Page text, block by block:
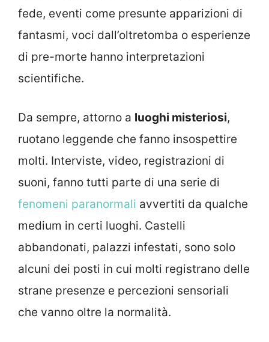
fede, eventi come presunte apparizioni di
fantasmi, voci dall’oltretomba o esperienze
di pre-morte hanno interpretazioni
scientifiche.
Da sempre, attorno a luoghi misteriosi,
ruotano leggende che fanno insospettire
molti. Interviste, video, registrazioni di
suoni, fanno tutti parte di una serie di
fenomeni paranormali avvertiti da qualche
medium in certi luoghi. Castelli
abbandonati, palazzi infestati, sono solo
alcuni dei posti in cui molti registrano delle
strane presenze e percezioni sensoriali
che vanno oltre la normalità.